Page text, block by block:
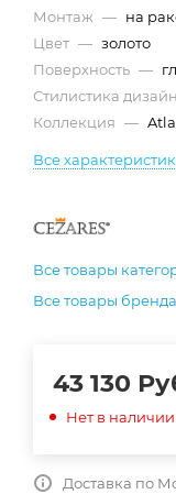
Монтаж — на
Цвет — золото
Поверхность —
Стилистика
Коллекция —
Все
Все товары
Все товары
43 130
Нет в наличии
Доставка по